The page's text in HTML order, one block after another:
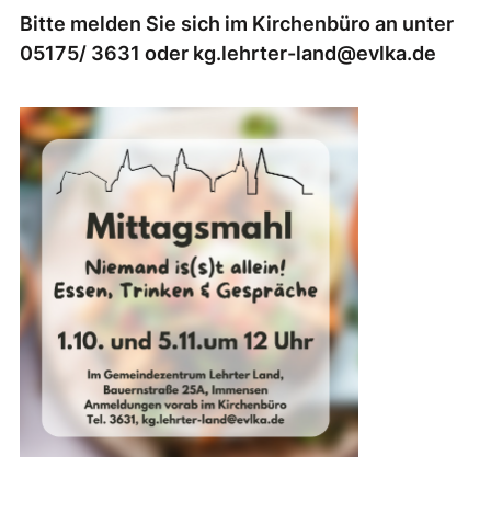
Bitte melden Sie sich im Kirchenbüro an unter
05175/ 3631 oder kg.lehrter-land@evlka.de